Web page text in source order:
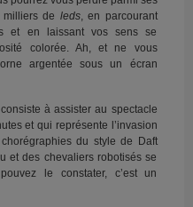
de leds, en parcourant
et en laissant vos sens se
colorée. Ah, et ne vous
argentée sous un écran
à assister au spectacle
et qui représente l’invasion
du style de Daft
et des chevaliers robotisés se
le constater, c’est un